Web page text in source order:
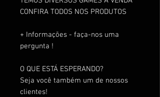
CONFIRA TODOS NOS PRODUTOS
+ Informações - faça-nos uma
pergunta !
O QUE ESTÁ ESPERANDO?
Seja você também um de nossos
clientes!